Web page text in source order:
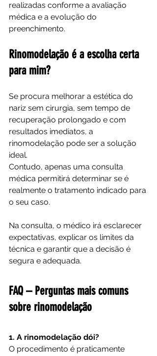
realizadas conforme a avaliação
médica e a evolução do
preenchimento.
Rinomodelação é a escolha certa
para mim?
Se procura melhorar a estética do
nariz sem cirurgia, sem tempo de
recuperação prolongado e com
resultados imediatos, a
rinomodelação pode ser a solução
ideal.
Contudo, apenas uma consulta
médica permitirá determinar se é
realmente o tratamento indicado para
o seu caso.
Na consulta, o médico irá esclarecer
expectativas, explicar os limites da
técnica e garantir que a decisão é
segura e adequada.
FAQ – Perguntas mais comuns
sobre rinomodelação
1. A rinomodelação dói?
O procedimento é praticamente